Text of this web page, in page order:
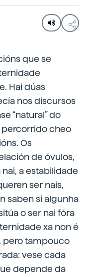
que se
Hai dúas
nos discursos
“natural” do
percorrido cheo
Os
de óvulos,
a estabilidade
ser nais,
saben si algunha
o ser nai fóra
xa non é
pero tampouco
vese cada
depende da